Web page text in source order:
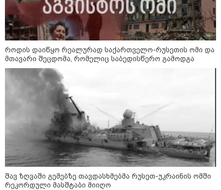
13:15 / 08-08-2026
უძველესი სენი და ეპიდემია: აშშ-ში
ერთდროულად კეთრს და ნაწლავურ
ინფექციას ებრძვიან - რა უნდა ვიცოდეთ
და რამდენად სახიფათოა
21:17 / 08-08-2026
აშშ-მა საქართველოში
დაფუძნებული კრიპტოკომპანია
დაასანქცირა
როდის დაიწყო რეალურად საქართველო-რუსეთის ომი და
მთავარი შეცდომა, რომელიც საბედისწერო გამოდგა
შავ ზღვაში გემებზე თავდასხმებმა რუსეთ-უკრაინის ომში
რეკორდული მასშტაბი მიიღო